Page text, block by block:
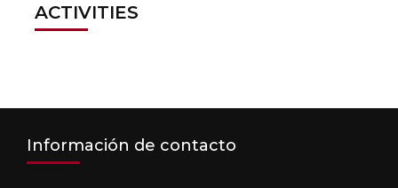
ACTIVITIES
Información de contacto